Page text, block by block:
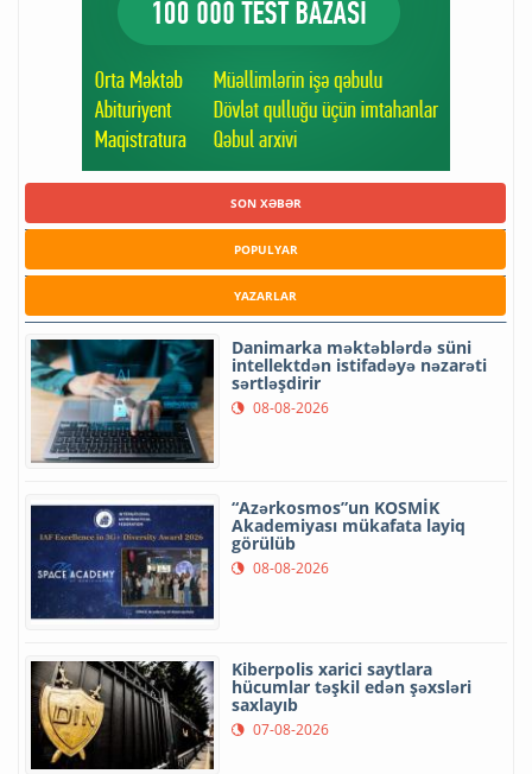
SON XƏBƏR
POPULYAR
YAZARLAR
Danimarka məktəblərdə süni
intellektdən istifadəyə nəzarəti
sərtləşdirir
08-08-2026
“Azərkosmos”un KOSMİK
Akademiyası mükafata layiq
görülüb
08-08-2026
Kiberpolis xarici saytlara
hücumlar təşkil edən şəxsləri
saxlayıb
07-08-2026